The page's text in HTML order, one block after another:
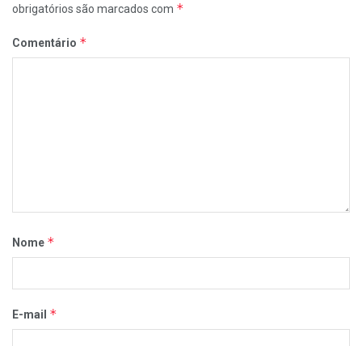
obrigatórios são marcados com *
Comentário *
Nome *
E-mail *